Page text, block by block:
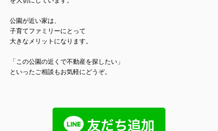
公園が近い家は、
子育てファミリーにとって
大きなメリットになります。
「この公園の近くで不動産を探したい」
といったご相談もお気軽にどうぞ。